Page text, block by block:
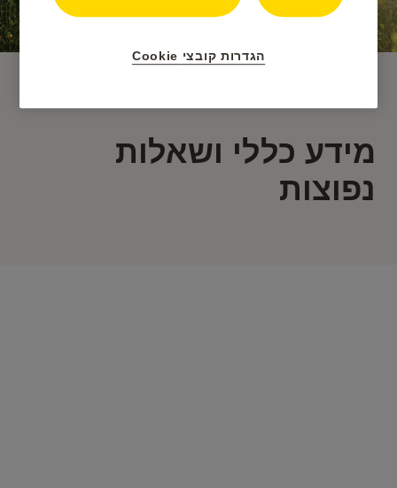
מידע כללי ושאלות
נפוצות
הגדרות קובצי Cookie